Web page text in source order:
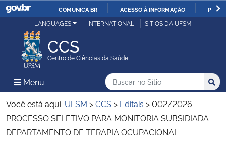
IR
COMUNICA BR ACESSO À INFORMAÇÃO
Ministério da Justiça e Segurança Pública
Ministério da Defesa
Ministério das Relações Exteriores
Ministério da Economia
LANGUAGES INTERNATIONAL SÍTIOS DA UFSM
CCS
Centro de Ciências da Saúde
Menu Menu Principal do Sítio
Busca
Buscar no no Sítio
Busca:
Você está aqui: UFSM >CCS > Editais >002/2026 –
PROCESSO SELETIVO PARA MONITORIA SUBSIDIADA
DEPARTAMENTO DE TERAPIA OCUPACIONAL